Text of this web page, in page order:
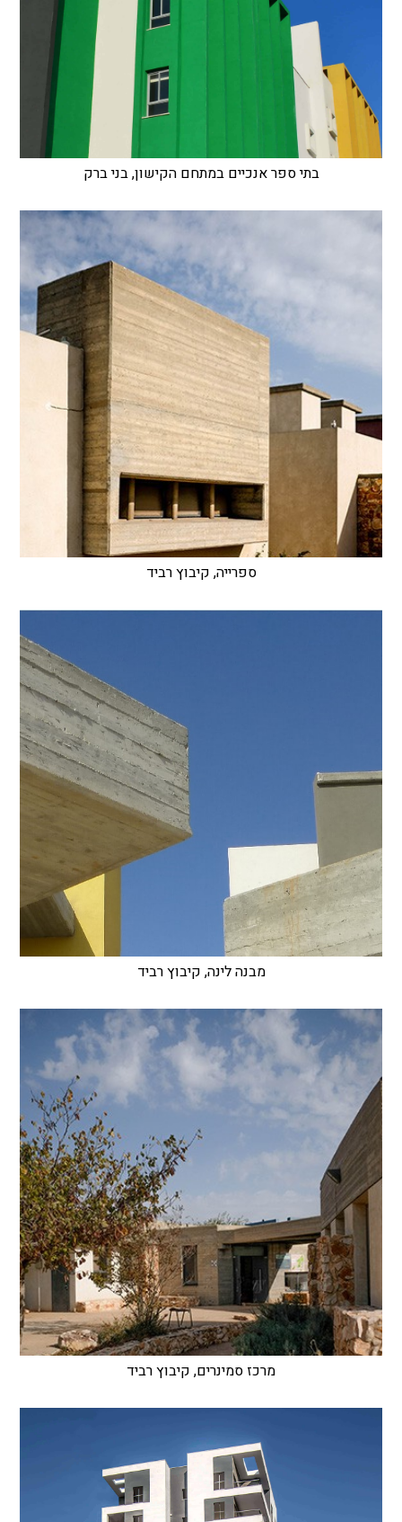
בתי ספר אנכיים במתחם הקישון, בני ברק
ספרייה, קיבוץ רביד
מבנה לינה, קיבוץ רביד
מרכז סמינרים, קיבוץ רביד